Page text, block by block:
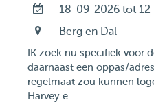
18-09-2026 tot
Berg en Dal
IK zoek nu specifiek voor
daarnaast een oppas/
regelmaat zou kunnen
Harvey e...